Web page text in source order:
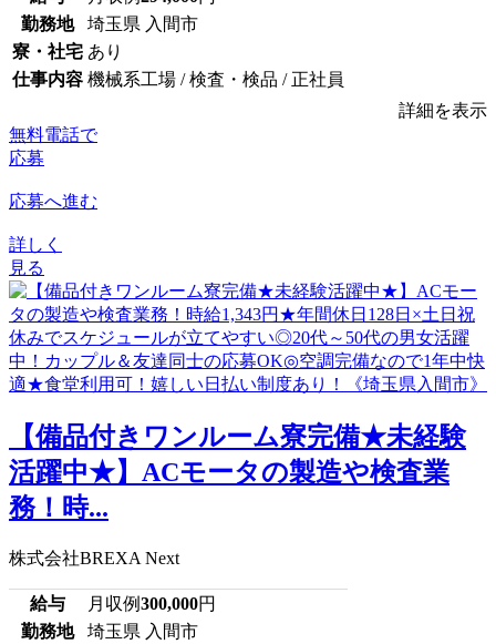
勤務地
埼玉県 入間市
寮・社宅 あり
仕事内容 機械系工場 / 検査・検品 / 正社員
詳細を表示
無料電話で
応募
応募へ進む
詳しく
見る
【備品付きワンルーム寮完備★未経験
活躍中★】ACモータの製造や検査業
務！時...
株式会社BREXA Next
給与 月収例300,000円
勤務地
埼玉県 入間市